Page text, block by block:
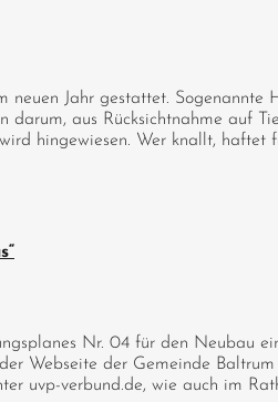
Jahr gestattet. Sogenannte
aus Rücksichtnahme auf
hingewiesen. Wer knallt,
Nr. 04 für den Neubau
Webseite der Gemeinde Baltrum
uvp-verbund.de, wie auch im